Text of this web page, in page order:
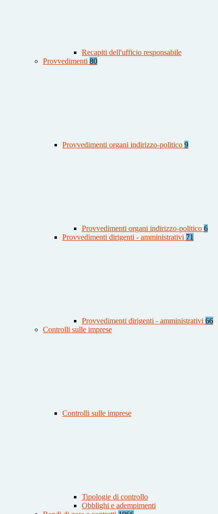
Recapiti dell'ufficio responsabile
Provvedimenti 80
Provvedimenti organi indirizzo-politico 9
Provvedimenti organi indirizzo-politico 6
Provvedimenti dirigenti - amministrativi 71
Provvedimenti dirigenti - amministrativi 66
Controlli sulle imprese
Controlli sulle imprese
Tipologie di controllo
Obblighi e adempimenti